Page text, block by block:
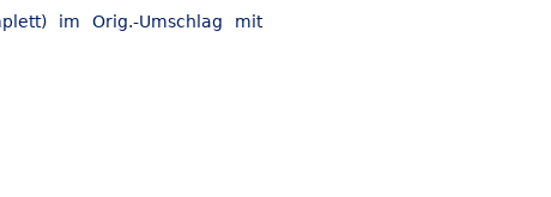
im Orig.-Umschlag mit